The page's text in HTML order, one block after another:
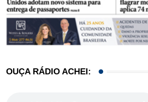
OUÇA RÁDIO ACHEI: